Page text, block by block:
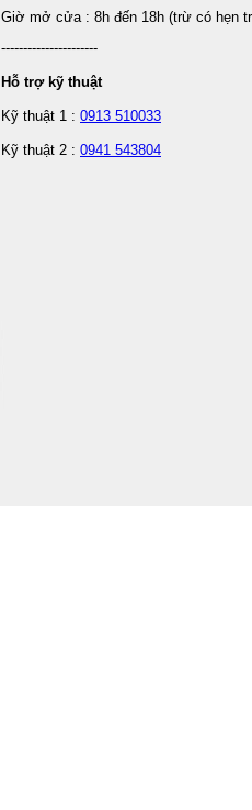
Giờ mở cửa : 8h đến 18h (trừ có hẹn
----------------------
Hỗ trợ kỹ thuật
Kỹ thuật 1 : 0913 510033
Kỹ thuật 2 : 0941 543804